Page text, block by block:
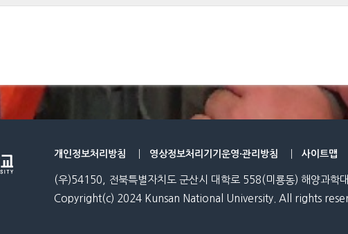
개인정보처리방침 영상정보처리기기운영·관리방침 사이트맵
(우)54150, 전북특별자치도 군산시 대학로 558(미룡동) 해양과
Copyright(c) 2024 Kunsan National University. All rights